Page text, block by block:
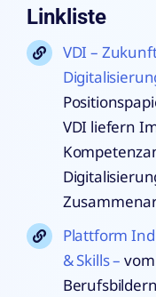
Linkliste
VDI –
VDI liefern
Plattform
& Skills –